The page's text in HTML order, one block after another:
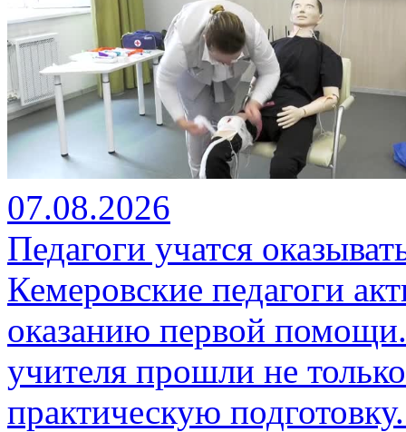
07.08.2026
Педагоги учатся
Кемеровские педагоги
оказанию первой
учителя прошли не
практическую